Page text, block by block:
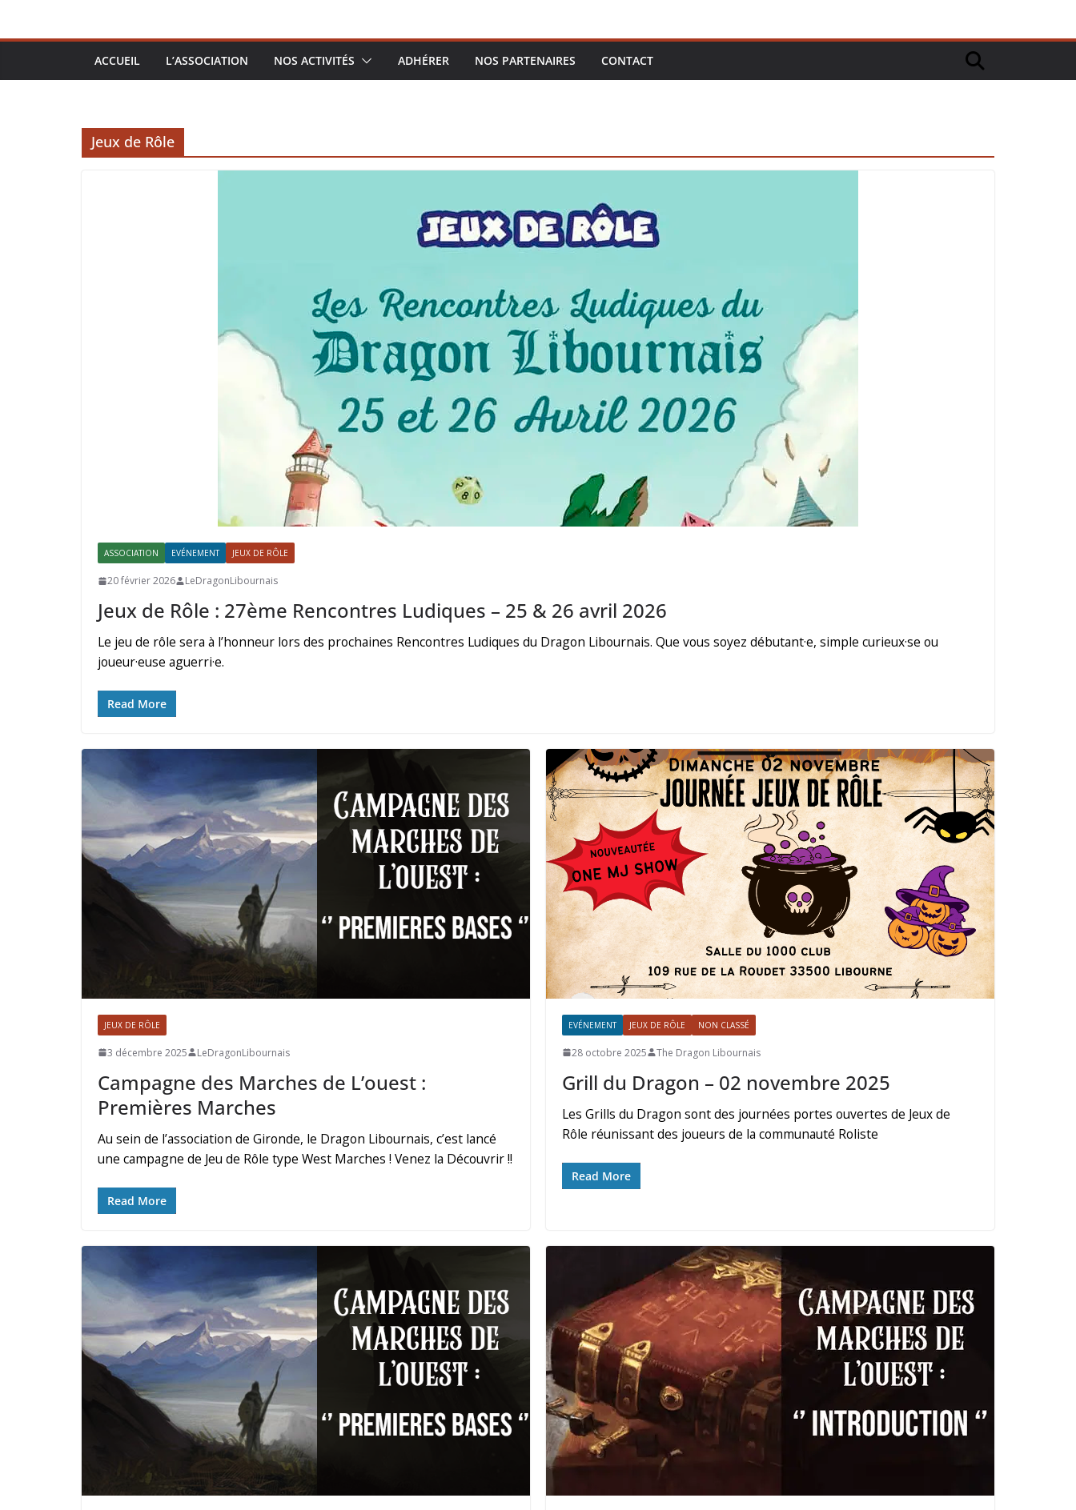
ACCUEIL L’ASSOCIATION NOS ACTIVITÉS ADHÉRER NOS PARTENAIRES CONTACT
Jeux de Rôle
ASSOCIATION EVÉNEMENT JEUX DE RÔLE
20 février 2026 LeDragonLibournais
Jeux de Rôle : 27ème Rencontres Ludiques – 25 & 26 avril 2026
Le jeu de rôle sera à l’honneur lors des prochaines Rencontres Ludiques du Dragon Libournais. Que vous soyez débutant·e, simple curieux·se ou
joueur·euse aguerri·e.
Read More
JEUX DE RÔLE
3 décembre 2025 LeDragonLibournais
Campagne des Marches de L’ouest :
Premières Marches
Au sein de l’association de Gironde, le Dragon Libournais, c’est lancé
une campagne de Jeu de Rôle type West Marches ! Venez la Découvrir !!
Read More
EVÉNEMENT JEUX DE RÔLE NON CLASSÉ
28 octobre 2025 The Dragon Libournais
Grill du Dragon – 02 novembre 2025
Les Grills du Dragon sont des journées portes ouvertes de Jeux de
Rôle réunissant des joueurs de la communauté Roliste
Read More